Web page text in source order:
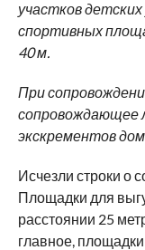
участков
спортивных
40 м.
При
сопровождающее
экскрементов
Исчезли строки о
Площадки для
расстоянии 25
главное,